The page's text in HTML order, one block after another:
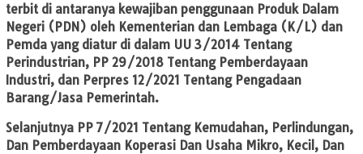
terbit di antaranya kewajiban penggunaan Produk Dalam
Negeri (PDN) oleh Kementerian dan Lembaga (K/L) dan
Pemda yang diatur di dalam UU 3/2014 Tentang
Perindustrian, PP 29/2018 Tentang Pemberdayaan
Industri, dan Perpres 12/2021 Tentang Pengadaan
Barang/Jasa Pemerintah.
Selanjutnya PP 7/2021 Tentang Kemudahan, Perlindungan,
Dan Pemberdayaan Koperasi Dan Usaha Mikro, Kecil, Dan